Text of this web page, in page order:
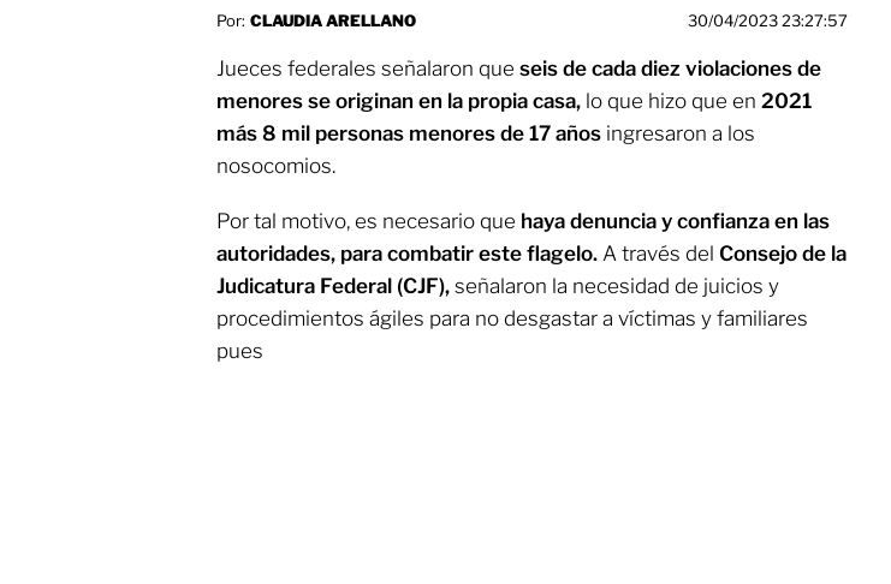
Por: CLAUDIA ARELLANO 30/04/2023 23:27:57
Jueces federales señalaron que seis de cada diez violaciones de
menores se originan en la propia casa, lo que hizo que en 2021
más 8 mil personas menores de 17 años ingresaron a los
nosocomios.
Por tal motivo, es necesario que haya denuncia y confianza en las
autoridades, para combatir este flagelo. A través del Consejo de la
Judicatura Federal (CJF), señalaron la necesidad de juicios y
procedimientos ágiles para no desgastar a víctimas y familiares
pues